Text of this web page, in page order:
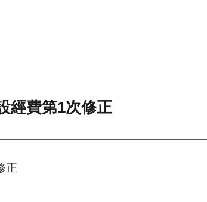
經費第1次修正
正